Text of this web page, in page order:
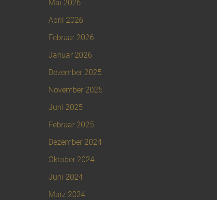
Mai 2026
April 2026
Februar 2026
Januar 2026
Dezember 2025
November 2025
Juni 2025
Februar 2025
Dezember 2024
Oktober 2024
Juni 2024
März 2024